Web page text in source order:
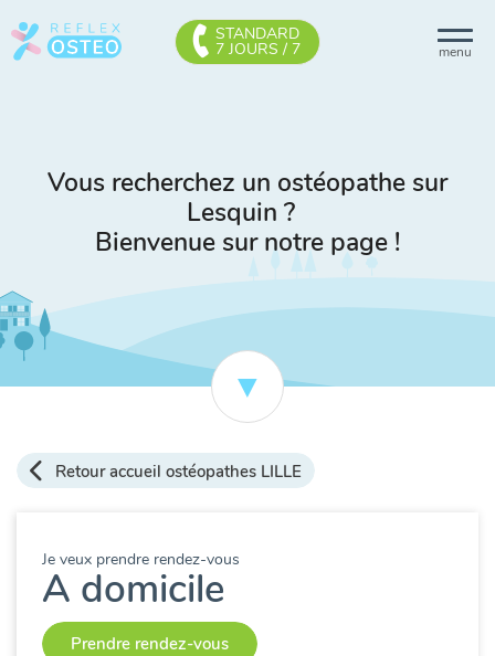
menu
STANDARD
7 JOURS / 7
Vous recherchez un ostéopathe sur
Lesquin ?
Bienvenue sur notre page !
Retour accueil ostéopathes LILLE
Je veux prendre rendez-vous
A domicile
Prendre rendez-vous